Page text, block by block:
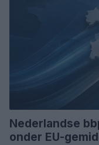
Nederlandse
onder EU-